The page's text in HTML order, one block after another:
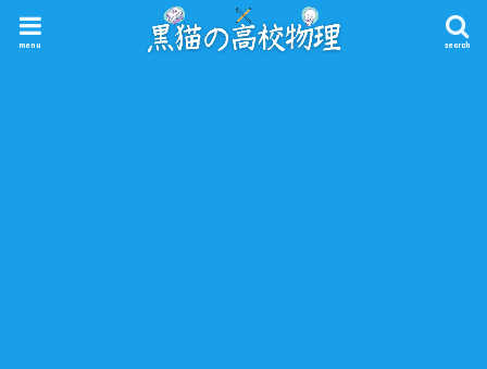
search
menu